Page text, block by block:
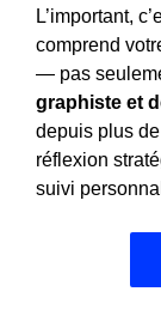
L’important,
comprend
— pas
graphiste et
depuis plus
réflexion
suivi